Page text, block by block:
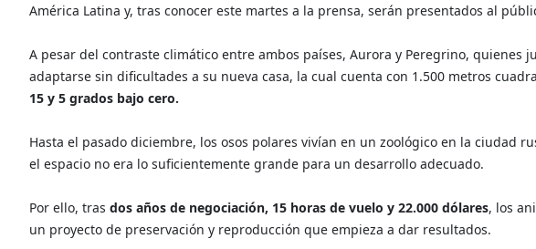
América Latina y, tras conocer este martes a la prensa, serán presentados al
A pesar del contraste climático entre ambos países, Aurora y Peregrino, quienes
adaptarse sin dificultades a su nueva casa, la cual cuenta con 1.500 metros
15 y 5 grados bajo cero.
Hasta el pasado diciembre, los osos polares vivían en un zoológico en la ciudad
el espacio no era lo suficientemente grande para un desarrollo adecuado.
Por ello, tras dos años de negociación, 15 horas de vuelo y 22.000 dólares, los
un proyecto de preservación y reproducción que empieza a dar resultados.